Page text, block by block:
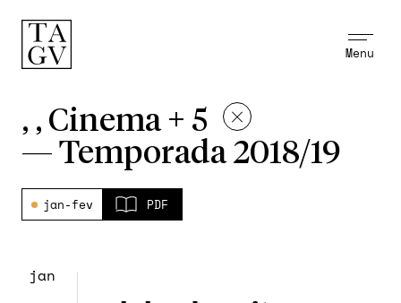
Menu
, , Cinema + 5
— Temporada 2018/19
jan-fev PDF
jan